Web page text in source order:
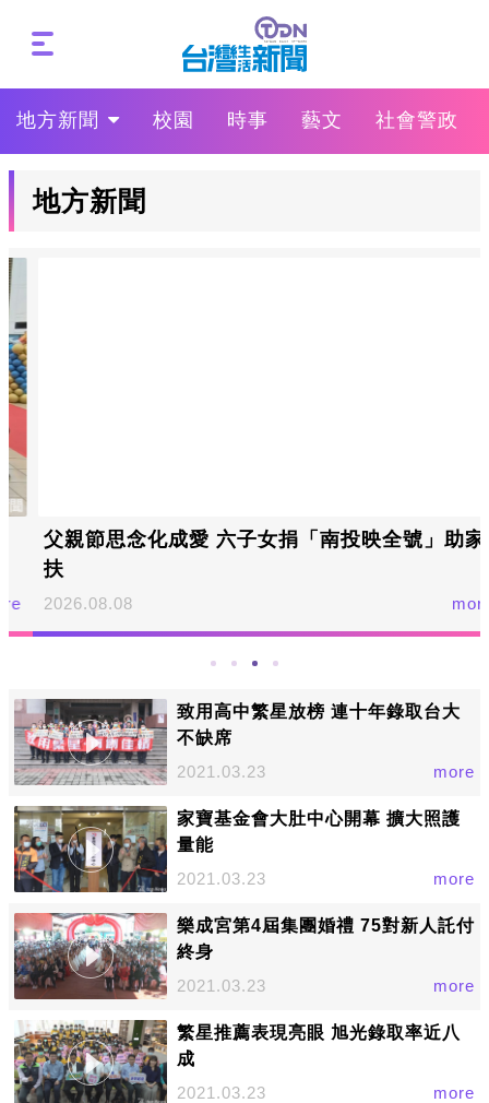
地方新聞 校園 時事 藝文 社會警政
地方新聞
父親節思念化成愛 六子女捐「南投映全號」助家
2026.08.08 more
致用高中繁星放榜 連十年錄取台大
不缺席
2021.03.23
more
家寶基金會大肚中心開幕 擴大照護
量能
2021.03.23
more
樂成宮第4屆集團婚禮 75對新人託付
終身
2021.03.23
more
繁星推薦表現亮眼 旭光錄取率近八
成
2021.03.23
more